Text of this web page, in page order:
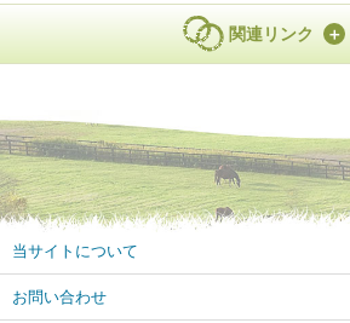
関連リンク
当サイトについて
お問い合わせ